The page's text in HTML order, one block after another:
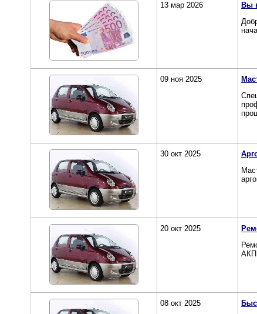
13 мар 2026
Вы
09 ноя 2025
30 окт 2025
20 окт 2025
08 окт 2025